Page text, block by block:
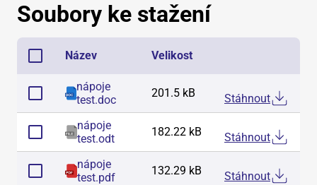
Soubory ke stažení
Název Velikost
nápoje
test.doc
201.5 kB Stáhnout
nápoje
test.odt
182.22 kB Stáhnout
nápoje
test.pdf
132.29 kB Stáhnout